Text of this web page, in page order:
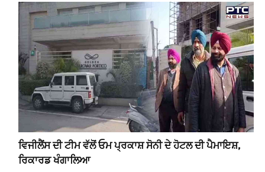
ਵਿਜੀਲੈਂਸ ਦੀ ਟੀਮ ਵੱਲੋਂ ਓਮ ਪ੍ਰਕਾਸ਼ ਸੋਨੀ ਦੇ ਹੋਟਲ ਦੀ ਪੈਮਾਇਸ਼,
ਰਿਕਾਰਡ ਖੰਗਾਲਿਆ